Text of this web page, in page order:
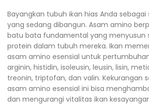
Bayangkan tubuh ikan hias Anda
yang sedang dibangun. Asam amino
batu bata fundamental yang menyusun
protein dalam tubuh mereka. Ikan
asam amino esensial untuk
arginin, histidin, isoleusin, leusin, lisin,
treonin, triptofan, dan valin. Kekurangan
asam amino esensial ini bisa
dan mengurangi vitalitas ikan